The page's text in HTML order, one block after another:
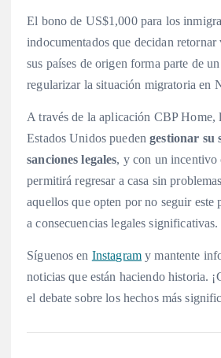
El bono de US$1,000 para los
indocumentados que decidan retornar
sus países de origen forma parte de
regularizar la situación migratoria en
A través de la aplicación CBP Home,
Estados Unidos puedengestionar su
sanciones legales, y con un incentivo
permitirá regresar a casa sin
aquellos que opten por no seguir este
a consecuencias legales significativas.
Síguenos en Instagram y mantente
noticias que están haciendo historia.
el debate sobre los hechos más